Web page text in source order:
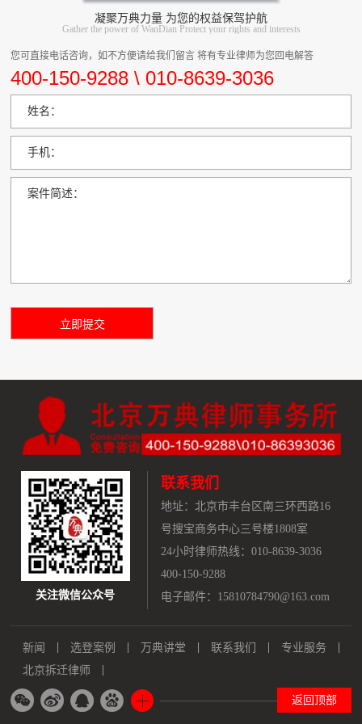
凝聚万典力量 为您的权益保驾护航
Gather the power of WanDian Protect your rights and interests
您可直接电话咨询，如不方便请给我们留言 将有专业律师为您回电解答
400-150-9288 \ 010-8639-3036
姓名：
手机：
案件简述：
关注微信公众号
联系我们
地址： 北京市丰台区南三环西路16
号搜宝商务中心三号楼1808室
24小时律师热线：010-8639-3036
400-150-9288
电子邮件：15810784790@163.com
新闻 选登案例 万典讲堂 联系我们
专业服务
北京拆迁律师
返回顶部